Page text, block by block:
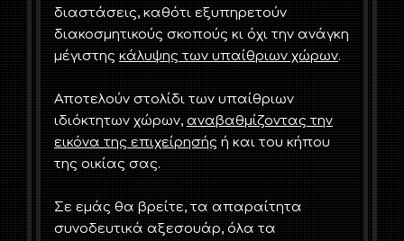
διαστάσεις, καθότι εξυπηρετούν
διακοσμητικούς σκοπούς κι όχι την ανάγκη
μέγιστηςκάλυψης των υπαίθριων χώρων.
Αποτελούν στολίδι των υπαίθριων
ιδιόκτητων χώρων,αναβαθμίζοντας την
εικόνα της επιχείρησήςή και του κήπου
της οικίας σας.
Σε εμάς θα βρείτε, τα απαραίτητα
συνοδευτικά αξεσουάρ, όλα τα